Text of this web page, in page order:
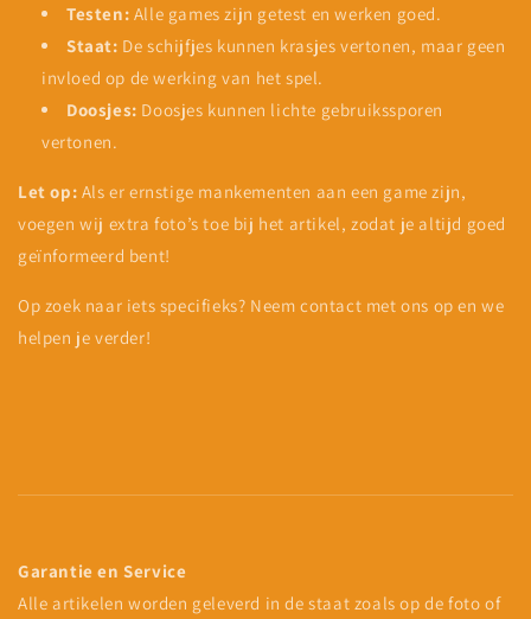
Testen: Alle games zijn getest en werken goed.
Staat: De schijfjes kunnen krasjes vertonen, maar geen
invloed op de werking van het spel.
Doosjes: Doosjes kunnen lichte gebruikssporen
vertonen.
Let op: Als er ernstige mankementen aan een game zijn,
voegen wij extra foto’s toe bij het artikel, zodat je altijd goed
geïnformeerd bent!
Op zoek naar iets specifieks? Neem contact met ons op en we
helpen je verder!
Garantie en Service
Alle artikelen worden geleverd in de staat zoals op de foto of